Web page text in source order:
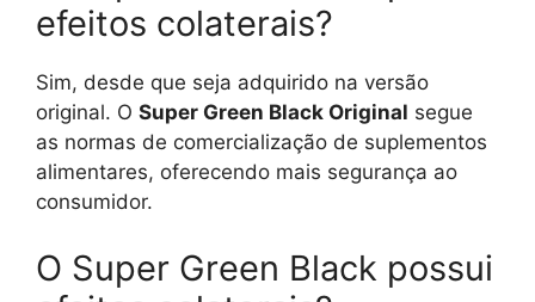
efeitos colaterais?
Sim, desde que seja adquirido na versão
original. O Super Green Black Original segue
as normas de comercialização de suplementos
alimentares, oferecendo mais segurança ao
consumidor.
O Super Green Black possui